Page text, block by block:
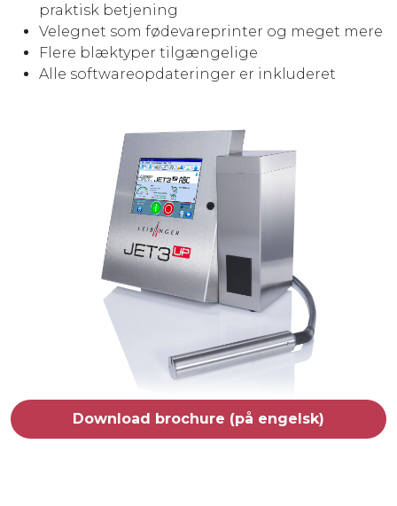
praktisk betjening
Velegnet som fødevareprinter og meget mere
Flere blæktyper tilgængelige
Alle softwareopdateringer er inkluderet
Download brochure (på engelsk)